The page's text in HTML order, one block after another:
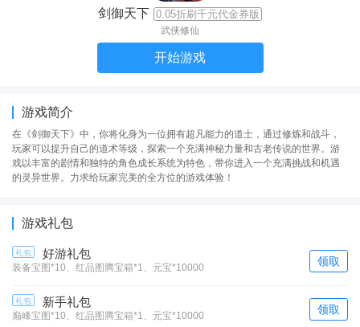
剑御天下 0.05折刷千元代金券版
武侠修仙
开始游戏
游戏简介
在《剑御天下》中，你将化身为一位拥有超凡能力的道士，通过修炼和战斗，
玩家可以提升自己的道术等级，探索一个充满神秘力量和古老传说的世界。游
戏以丰富的剧情和独特的角色成长系统为特色，带你进入一个充满挑战和机遇
的灵异世界。力求给玩家完美的全方位的游戏体验！
游戏礼包
礼包 好游礼包
装备宝图*10、红品图腾宝箱*1、元宝*10000 领取
礼包 新手礼包
巅峰宝图*10、红品图腾宝箱*1、元宝*10000 领取